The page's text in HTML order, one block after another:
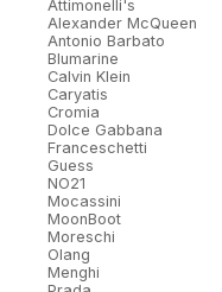
Attimonelli's
Alexander McQueen
Antonio Barbato
Blumarine
Calvin Klein
Caryatis
Cromia
Dolce Gabbana
Franceschetti
Guess
NO21
Mocassini
MoonBoot
Moreschi
Olang
Menghi